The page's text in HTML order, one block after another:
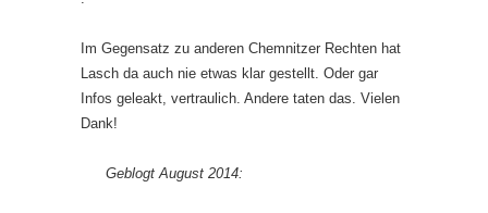
Im Gegensatz zu anderen Chemnitzer Rechten hat
Lasch da auch nie etwas klar gestellt. Oder gar
Infos geleakt, vertraulich. Andere taten das. Vielen
Dank!
Geblogt August 2014: